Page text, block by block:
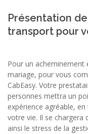
Présentation
transport pour
Pour un
mariage, pour vous
CabEasy. Votre
personnes mettra un
expérience agréable,
votre vie. Il se
ainsi le stress de la